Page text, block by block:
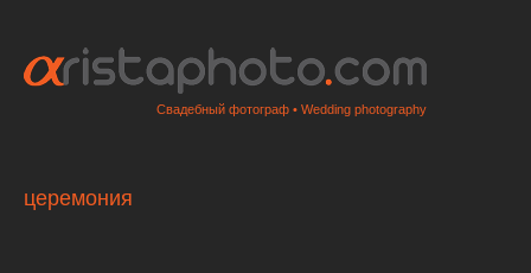
Свадебный фотограф • Wedding photography
церемония